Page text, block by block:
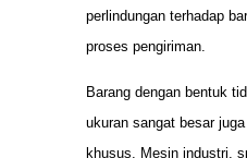
perlindungan terhadap
proses pengiriman.
Barang dengan bentuk
ukuran sangat besar
khusus. Mesin industri,